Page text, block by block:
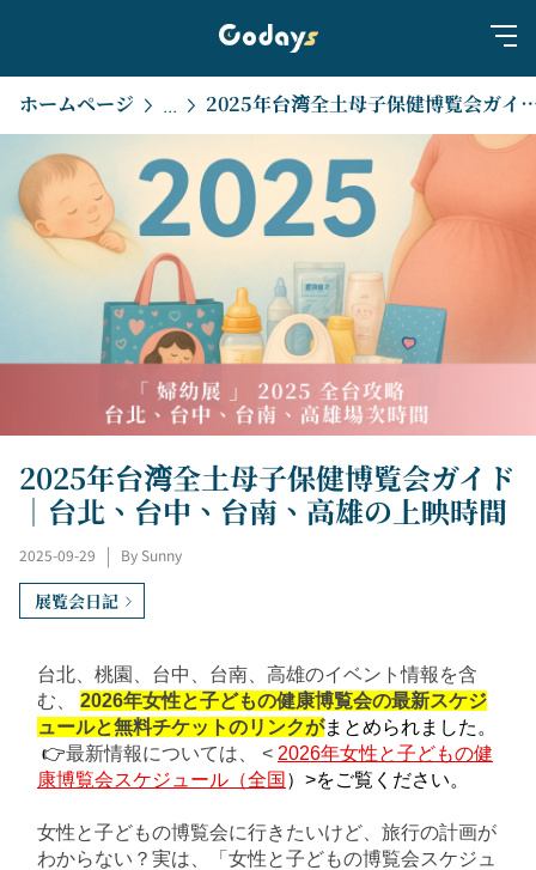
ホームページ ... 2025年台湾全土母子保健博覧会ガイド｜台
2025年台湾全土母子保健博覧会ガイド
｜台北、台中、台南、高雄の上映時間
2025-09-29 By Sunny
展覧会日記
台北、桃園、台中、台南、高雄のイベント情報を含
む、
2026年女性と子どもの健康博覧会の最新スケジ
ュールと無料チケットのリンクがまとめられました。
👉最新情報については、 < 2026年女性と子どもの健
康博覧会スケジュール（全国 ）>をご覧ください。
女性と子どもの博覧会に行きたいけど、旅行の計画が
わからない？実は、「女性と子どもの博覧会スケジュ